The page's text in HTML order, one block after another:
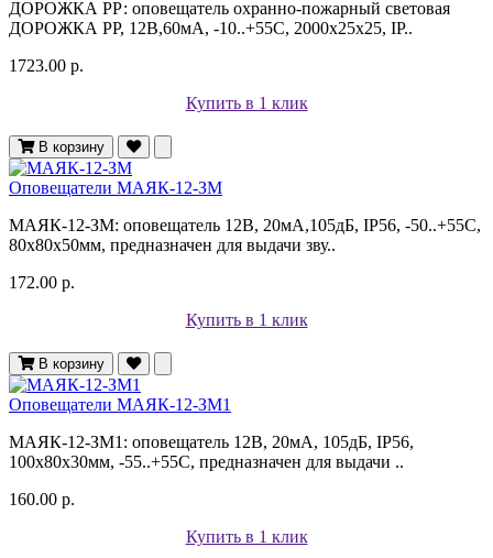
ДОРОЖКА РР: оповещатель охранно-пожарный световая
ДОРОЖКА РР, 12В,60мА, -10..+55С, 2000х25х25, IP..
1723.00 р.
Купить в 1 клик
В корзину
Оповещатели МАЯК-12-ЗМ
МАЯК-12-ЗМ: оповещатель 12В, 20мА,105дБ, IP56, -50..+55С,
80х80х50мм, предназначен для выдачи зву..
172.00 р.
Купить в 1 клик
В корзину
Оповещатели МАЯК-12-ЗМ1
МАЯК-12-ЗМ1: оповещатель 12В, 20мА, 105дБ, IP56,
100х80х30мм, -55..+55С, предназначен для выдачи ..
160.00 р.
Купить в 1 клик